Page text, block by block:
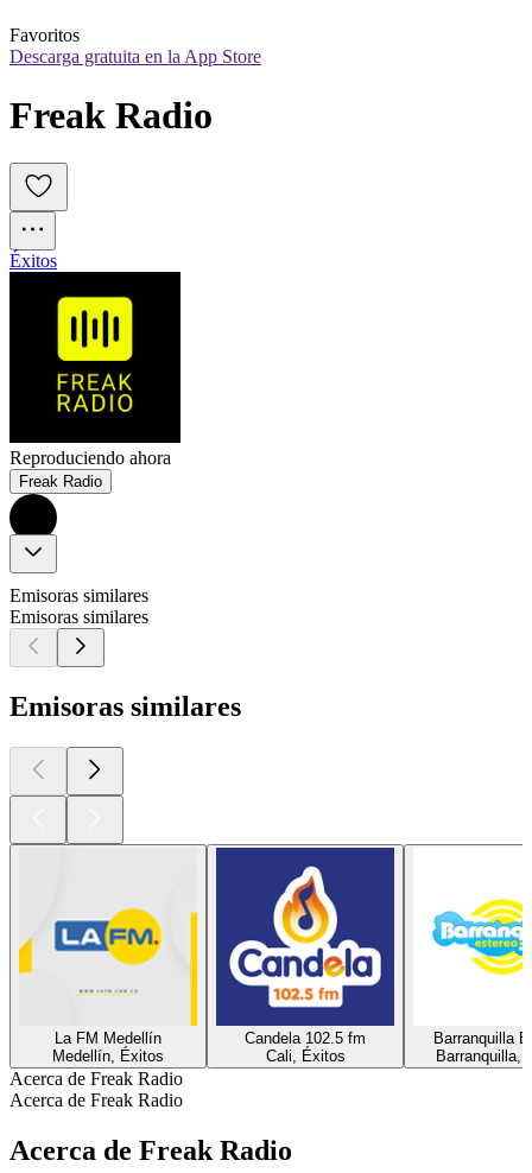
Favoritos
Descarga gratuita en la App Store
Freak Radio
Éxitos
Reproduciendo ahora
Freak Radio
Emisoras similares
Emisoras similares
Emisoras similares
La FM Medellín
Medellín, Éxitos
Candela 102.5 fm
Cali, Éxitos
Barranquilla
Barranquilla,
Acerca de Freak Radio
Acerca de Freak Radio
Acerca de Freak Radio